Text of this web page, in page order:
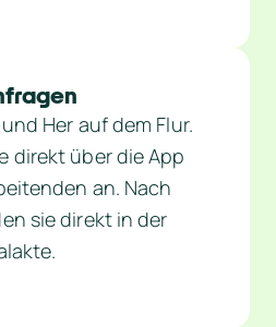
Her auf dem Flur.
direkt über die App
an. Nach
sie direkt in der